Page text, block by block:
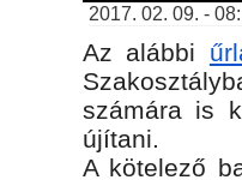
2017. 02. 09. -
Az alábbi
számára is
újítani.
​A kötelező